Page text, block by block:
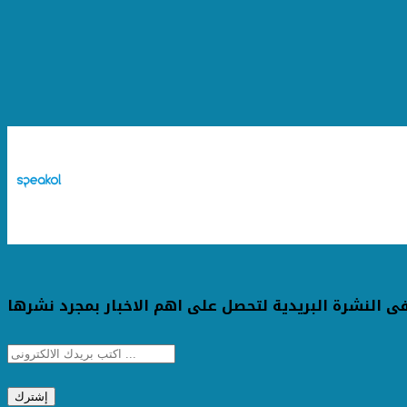
النشرة البريدية لتحصل على اهم الاخبار بمجرد نشرها